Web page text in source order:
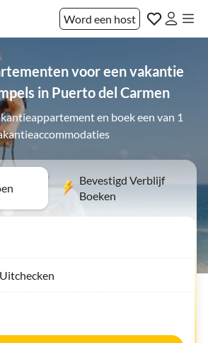
Word een host
voor een vakantie
in Puerto del Carmen
en boek een van 1
Bevestigd Verblijf
Boeken